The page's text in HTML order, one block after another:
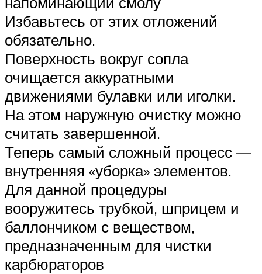
Избавьтесь от этих отложений
обязательно.
Поверхность вокруг сопла
очищается аккуратными
движениями булавки или иголки.
На этом наружную очистку можно
считать завершенной.
Теперь самый сложный процесс —
внутренняя «уборка» элементов.
Для данной процедуры
вооружитесь трубкой, шприцем и
баллончиком с веществом,
предназначенным для чистки
карбюраторов